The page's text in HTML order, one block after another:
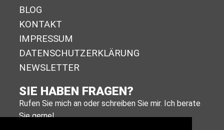
BLOG
KONTAKT
IMPRESSUM
DA­TEN­SCHUTZ­ER­KLÄ­RUNG
NEWSLETTER
SIE HABEN FRAGEN?
Rufen Sie mich an oder schreiben Sie mir. Ich berate
Sie gerne!